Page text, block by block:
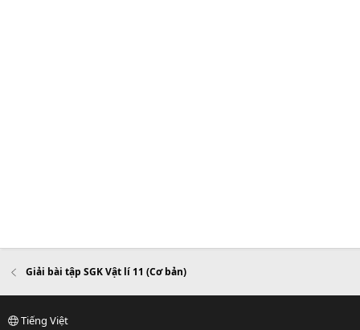
Giải bài tập SGK Vật lí 11 (Cơ bản)
Tiếng Việt